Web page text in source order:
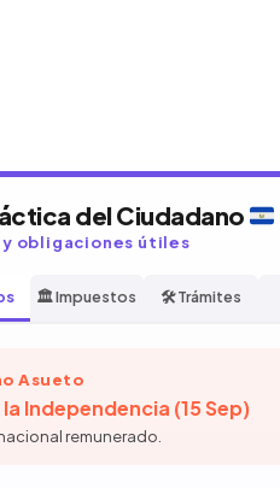
del Ciudadano
y obligaciones útiles
🏛️ Impuestos 🛠️ Trámites
Asueto
la Independencia (15 Sep)
remunerado.